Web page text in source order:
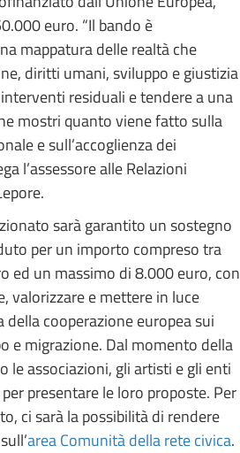
euro. “Il bando è
mappatura delle realtà che
diritti umani, sviluppo e giustizia
residuali e tendere a una
mostri quanto viene fatto sulla
e sull’accoglienza dei
l’assessore alle Relazioni
sarà garantito un sostegno
per un importo compreso tra
ed un massimo di 8.000 euro, con
valorizzare e mettere in luce
della cooperazione europea sui
e migrazione. Dal momento della
le associazioni, gli artisti e gli enti
presentare le loro proposte. Per
ci sarà la possibilità di rendere
area Comunità della rete civica.